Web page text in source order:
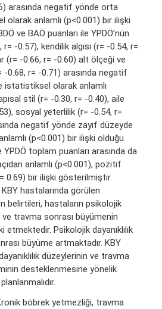
arasında negatif yönde orta
anlamlı (p<0.001) bir ilişki
ve BAÖ puanları ile YPDÖ’nün
r= -0.57), kendilik algısı (r= -0.54, r=
(r= -0.66, r= -0.60) alt ölçeği ve
-0.68, r= -0.71) arasında negatif
istatistiksel olarak anlamlı
stil (r= -0.30, r= -0.40), aile
sosyal yeterlilik (r= -0.54, r=
negatif yönde zayıf düzeyde
(p<0.001) bir ilişki olduğu
toplam puanları arasında da
anlamlı (p<0.001), pozitif
0.69) bir ilişki gösterilmiştir.
hastalarında görülen
belirtileri, hastaların psikolojik
ve travma sonrası büyümenin
Psikolojik dayanıklılık
büyüme artmaktadır. KBY
düzeylerinin ve travma
desteklenmesine yönelik
böbrek yetmezliği, travma